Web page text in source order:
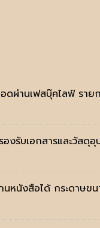
ผ่านเฟสบุ๊คไลฟ์ รา
งรับเอกสารและวัส
หนังสือได้ กระดาษ